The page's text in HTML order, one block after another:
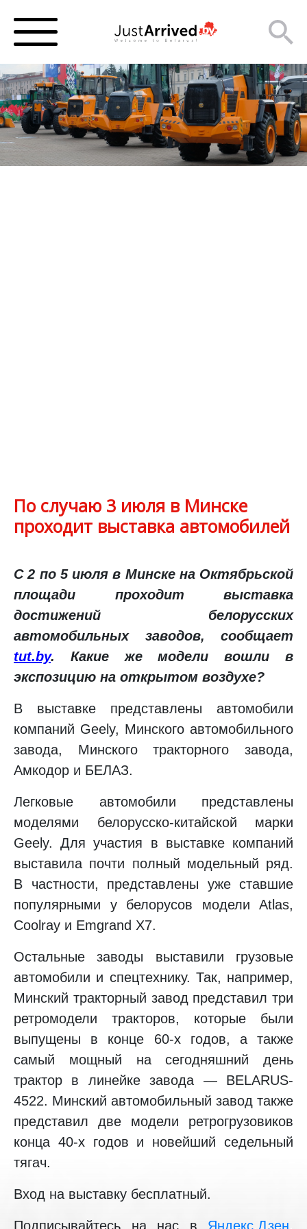
По случаю 3 июля в Минске
проходит выставка автомобилей
С 2 по 5 июля в Минске на Октябрьской
площади проходит выставка
достижений белорусских
автомобильных заводов, сообщает
tut.by. Какие же модели вошли в
экспозицию на открытом воздухе?
В выставке представлены автомобили
компаний Geely, Минского автомобильного
завода, Минского тракторного завода,
Амкодор и БЕЛАЗ.
Легковые автомобили представлены
моделями белорусско-китайской марки
Geely. Для участия в выставке компаний
выставила почти полный модельный ряд.
В частности, представлены уже ставшие
популярными у белорусов модели Atlas,
Coolray и Emgrand X7.
Остальные заводы выставили грузовые
автомобили и спецтехнику. Так, например,
Минский тракторный завод представил три
ретромодели тракторов, которые были
выпущены в конце 60-х годов, а также
самый мощный на сегодняшний день
трактор в линейке завода — BELARUS-
4522. Минский автомобильный завод также
представил две модели ретрогрузовиков
конца 40-х годов и новейший седельный
тягач.
Вход на выставку бесплатный.
Подписывайтесь на нас в Яндекс.Дзен,